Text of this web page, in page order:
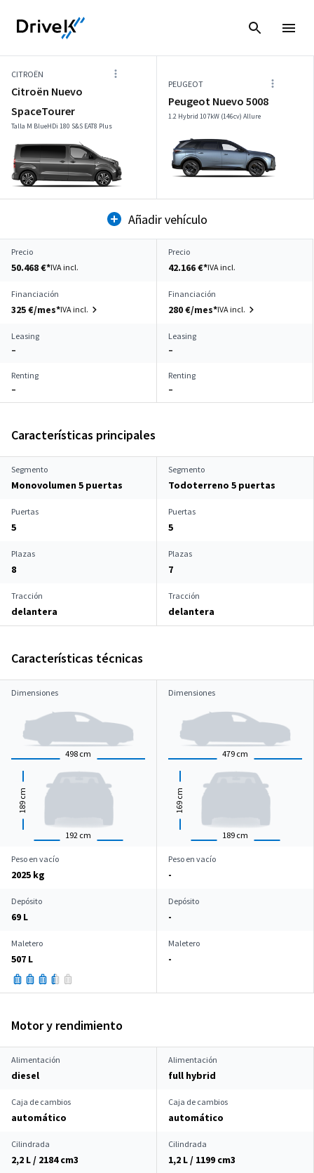
CITROËN
Citroën Nuevo
SpaceTourer
Talla M BlueHDi 180 S&S EAT8 Plus
PEUGEOT
Peugeot Nuevo 5008
1.2 Hybrid 107kW (146cv) Allure
Añadir vehículo
Precio
50.468 €*IVA incl.
Precio
42.166 €*IVA incl.
Financiación
325 €/mes*IVA incl.
Financiación
280 €/mes*IVA incl.
Leasing
–
Leasing
–
Renting
–
Renting
–
Características principales
Segmento
Monovolumen 5 puertas
Segmento
Todoterreno 5 puertas
Puertas
5
Puertas
5
Plazas
8
Plazas
7
Tracción
delantera
Tracción
delantera
Características técnicas
Dimensiones
498 cm
192 cm
189
cm
Dimensiones
479 cm
189 cm
169
cm
Peso en vacío
2025 kg
Peso en vacío
-
Depósito
69 L
Depósito
-
Maletero
507 L
Maletero
-
Motor y rendimiento
Alimentación
diesel
Alimentación
full hybrid
Caja de cambios
automático
Caja de cambios
automático
Cilindrada
2,2 L / 2184 cm3
Cilindrada
1,2 L / 1199 cm3